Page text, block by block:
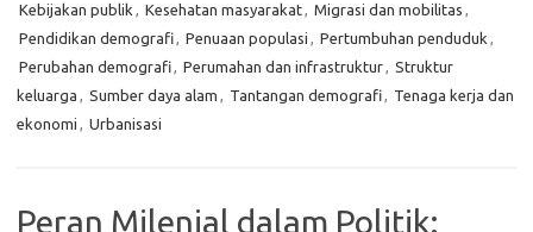
Kebijakan publik , Kesehatan masyarakat, Migrasi dan mobilitas ,
Pendidikan demografi, Penuaan populasi , Pertumbuhan penduduk ,
Perubahan demografi, Perumahan dan infrastruktur, Struktur
keluarga , Sumber daya alam , Tantangan demografi, Tenaga kerja dan
ekonomi , Urbanisasi
Peran Milenial dalam Politik: